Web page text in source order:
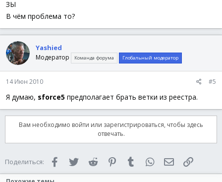
ЗЫ
В чём проблема то?
Yashied
Модератор Команда форума Глобальный модератор
14 Июн 2010 #5
Я думаю, sforce5 предполагает брать ветки из реестра.
Вам необходимо войти или зарегистрироваться, чтобы здесь
отвечать.
Поделиться: FacebookTwitter Reddit PinterestTumblr WhatsAppЭлектронная